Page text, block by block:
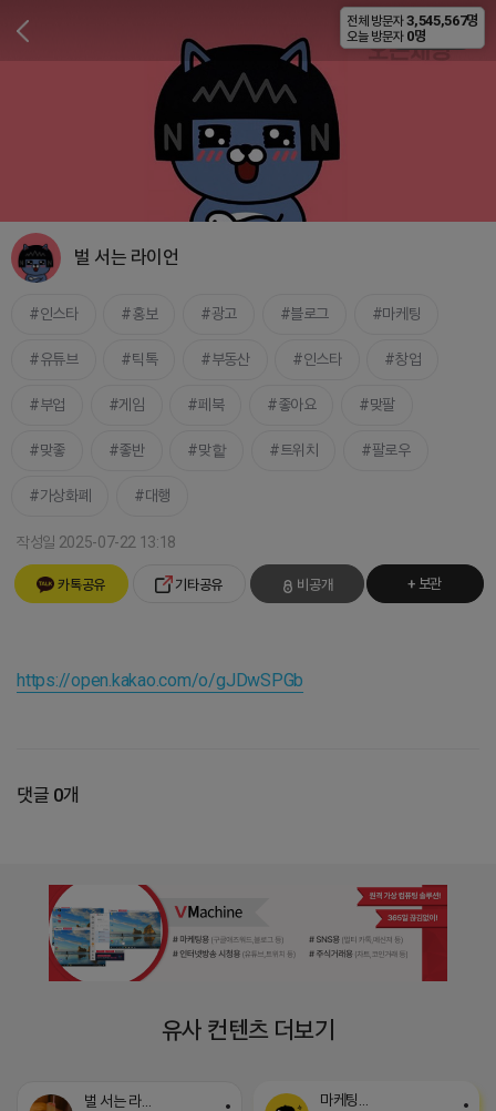
비공개
벌 서는 라이언
인스타 홍보 광고 블로그 마케팅
유튜브 틱톡 부동산 인스타 창업
부업 게임 페북 좋아요 맞팔
맞좋 좋반 맞핱 트위치 팔로우
가상화폐 대행
작성일 2025-07-22 13:18
카톡공유 기타공유 비공개 + 보관
https://open.kakao.com/o/gJDwSPGb
댓글 0개
유사 컨텐츠 더보기
벌 서는 라이언
전체 방문자 3,545,567명
오늘 방문자 0명